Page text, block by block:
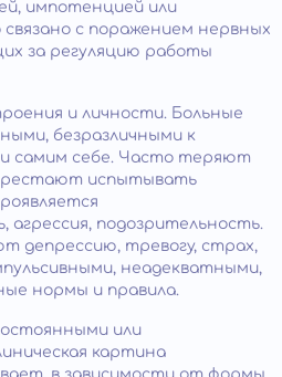
импотенцией или
с поражением нервных
за регуляцию работы
и личности. Больные
безразличными к
самим себе. Часто теряют
испытывать
агрессия, подозрительность.
депрессию, тревогу, страх,
неадекватными,
нормы и правила.
или
картина